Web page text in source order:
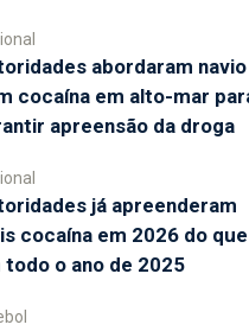
abordaram navio
cocaína em alto-mar
apreensão da droga
já apreenderam
cocaína em 2026 do que
todo o ano de 2025